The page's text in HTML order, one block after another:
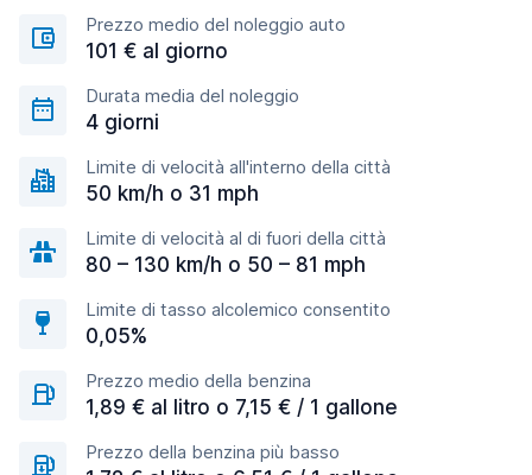
Prezzo medio del noleggio auto
101 € al giorno
Durata media del noleggio
4 giorni
Limite di velocità all'interno della città
50 km/h o 31 mph
Limite di velocità al di fuori della città
80 – 130 km/h o 50 – 81 mph
Limite di tasso alcolemico consentito
0,05%
Prezzo medio della benzina
1,89 € al litro o 7,15 € / 1 gallone
Prezzo della benzina più basso